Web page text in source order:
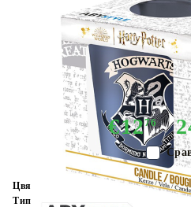
Harry Potter
€1276
Цвят:
Тип:
Игра за